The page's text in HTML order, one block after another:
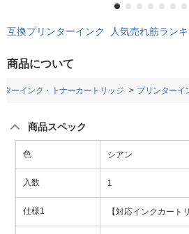
互換プリンターインク 人気売れ筋ラン
商品について
ターインク・トナーカートリッジ プリンターイ
商品スペック
色 シアン
入数 1
仕様1 【対応インクカート